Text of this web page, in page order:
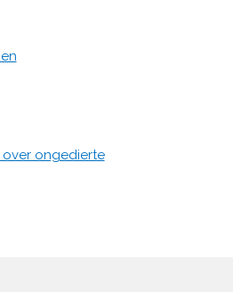
ongedierte